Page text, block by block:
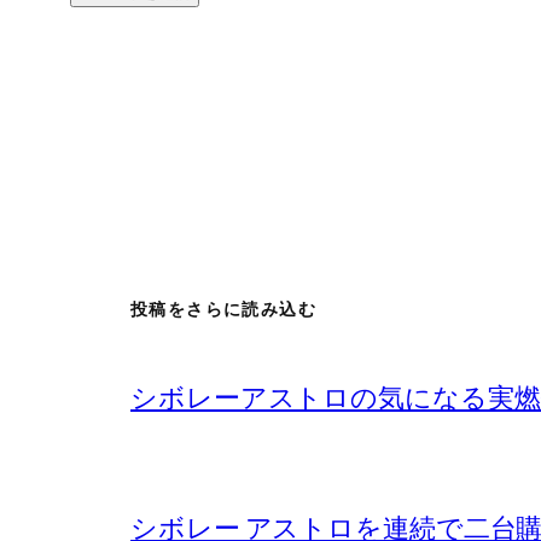
投稿をさらに読み込む
シボレーアストロの気になる実
シボレー アストロを連続で二台購